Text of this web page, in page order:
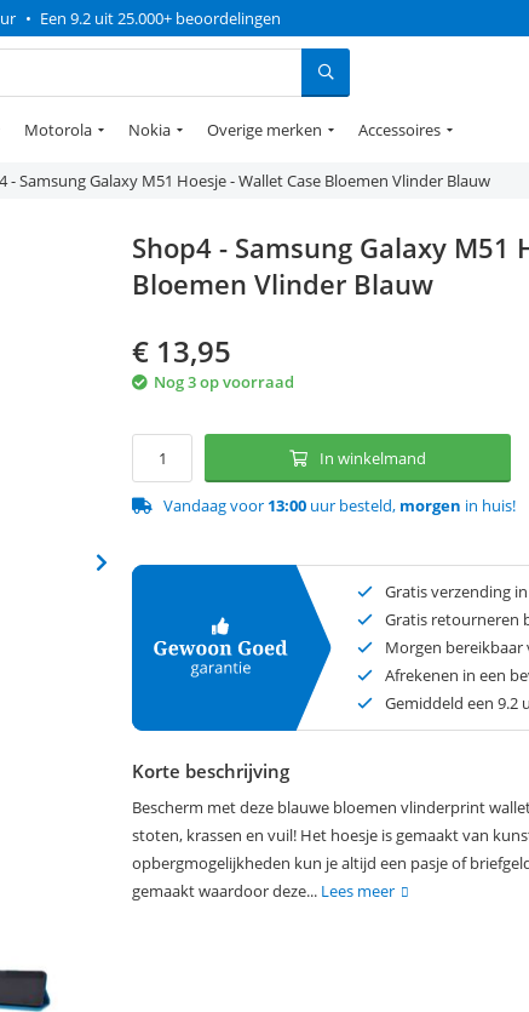
• Een 9.2 uit 25.000+ beoordelingen
Motorola Nokia Overige merken Accessoires
- Samsung Galaxy M51 Hoesje - Wallet Case Bloemen Vlinder Blauw
Shop4 - Samsung Galaxy M51
Bloemen Vlinder Blauw
€ 13,95
Nog 3 op voorraad
In winkelmand
Vandaag voor 13:00 uur besteld, morgen in huis!
Gratis verzending
Gratis retourneren
Morgen bereikbaar
Afrekenen in een
Gemiddeld een 9.2
Korte beschrijving
Bescherm met deze blauwe bloemen vlinderprint
stoten, krassen en vuil! Het hoesje is gemaakt van
opbergmogelijkheden kun je altijd een pasje of
gemaakt waardoor deze... Lees meer